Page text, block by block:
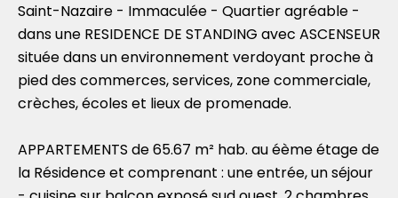
Saint-Nazaire - Immaculée - Quartier agréable -
dans une RESIDENCE DE STANDING avec ASCENSEUR
située dans un environnement verdoyant proche à
pied des commerces, services, zone commerciale,
crèches, écoles et lieux de promenade.
APPARTEMENTS de 65.67 m² hab. au éème étage de
la Résidence et comprenant : une entrée, un séjour